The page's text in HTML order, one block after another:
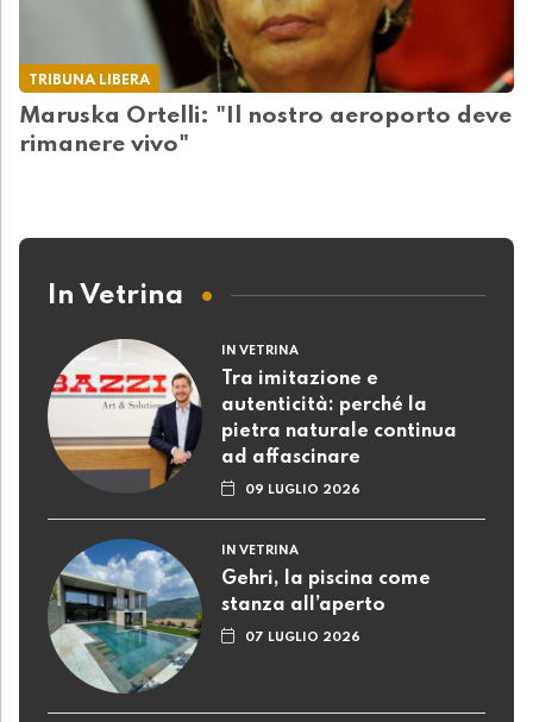
TRIBUNA LIBERA
Maruska Ortelli: "Il nostro aeroporto deve
rimanere vivo"
In Vetrina
IN VETRINA
Tra imitazione e
autenticità: perché la
pietra naturale continua
ad affascinare
09 LUGLIO 2026
IN VETRINA
Gehri, la piscina come
stanza all’aperto
07 LUGLIO 2026